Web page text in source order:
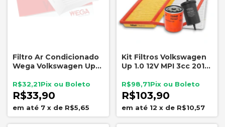
Filtro Ar Condicionado
Wega Volkswagen Up
R$33,90
R$32,21
7 x de R$5,65
Kit Filtros Volkswagen
Up 1.0 12V MPI 3cc 2014
R$103,90
R$98,71
12 x de R$10,57